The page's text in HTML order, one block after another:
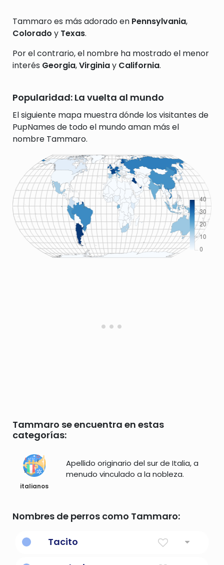
Tammaro es más adorado en Pennsylvania,
Colorado y Texas.
Por el contrario, el nombre ha mostrado el menor
interés Georgia,Virginiay California.
Popularidad: La vuelta al mundo
El siguiente mapa muestra dónde los visitantes de
PupNames de todo el mundo aman más el
nombre Tammaro.
Tammaro se encuentra en estas
categorías:
italianos
Apellido originario del sur de Italia, a
menudo vinculado a la nobleza.
Nombres de perros como Tammaro:
Tacito